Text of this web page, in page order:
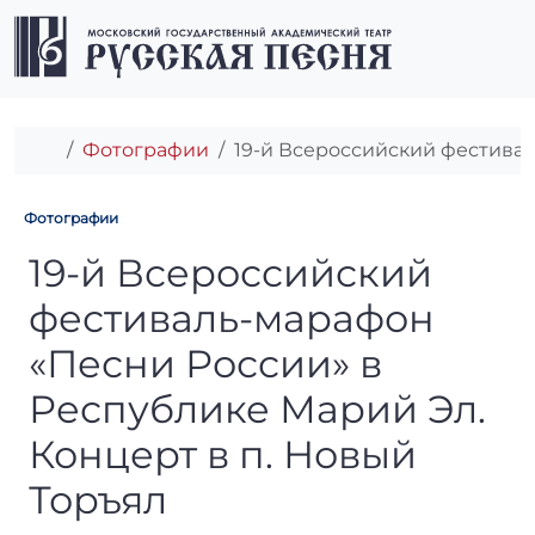
Перейти к содержимому
Перейти к футеру
Главная
Фотографии 19-й Всероссийский
Фотографии
19-й Всероссийский
19-й Всероссийский
фестиваль-марафон
«Песни России» в
Республике Марий Эл.
Концерт в п. Новый
Торъял